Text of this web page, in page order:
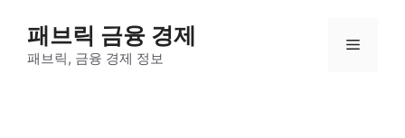
패브릭 금융 경제
패브릭, 금융 경제 정보
메